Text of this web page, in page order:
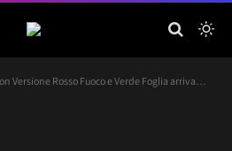
Rosso Fuoco e Verde Foglia arrivano su Nintendo Switch